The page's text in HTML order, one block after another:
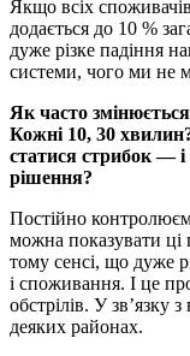
Якщо всіх
додається до 10 %
дуже різке падіння
системи, чого ми не
Як часто
Кожні 10, 30
статися стрибок —
рішення?
Постійно
можна показувати
тому сенсі, що дуже
і споживання. І це
обстрілів. У зв’язку
деяких районах.